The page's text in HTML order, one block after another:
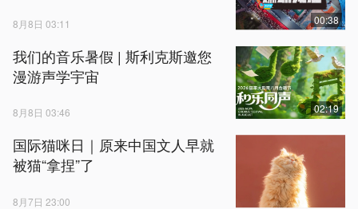
8月8日 03:11 00:38
我们的音乐暑假 | 斯利克斯邀您
漫游声学宇宙
8月8日 03:46 02:19
国际猫咪日｜原来中国文人早就
被猫“拿捏”了
8月7日 23:00